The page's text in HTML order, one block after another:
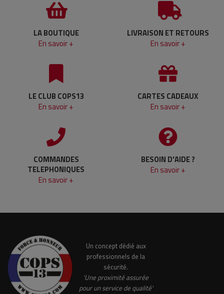
LA BOUTIQUE
En savoir +
LIVRAISON ET RETOURS
En savoir +
LE CLUB COPS13
En savoir +
CARTES CADEAUX
En savoir +
COMMANDES
TELEPHONIQUES
En savoir +
BESOIN D'AIDE ?
En savoir +
Un concept dédié aux
professionnels de la
sécurité.
'Une proximité assurée
pour un service de qualité'